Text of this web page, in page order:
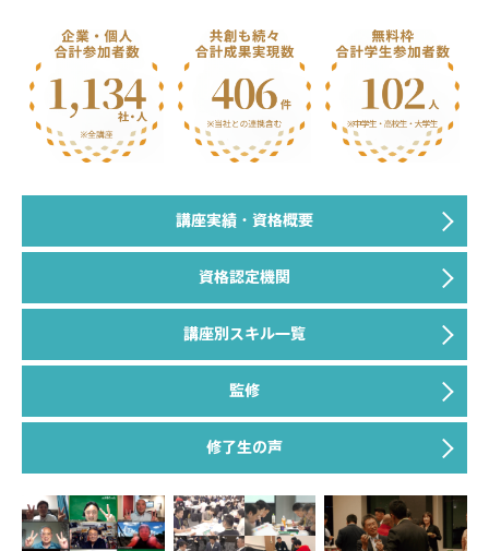
講座実績・資格概要
資格認定機関
講座別スキル一覧
監修
修了生の声